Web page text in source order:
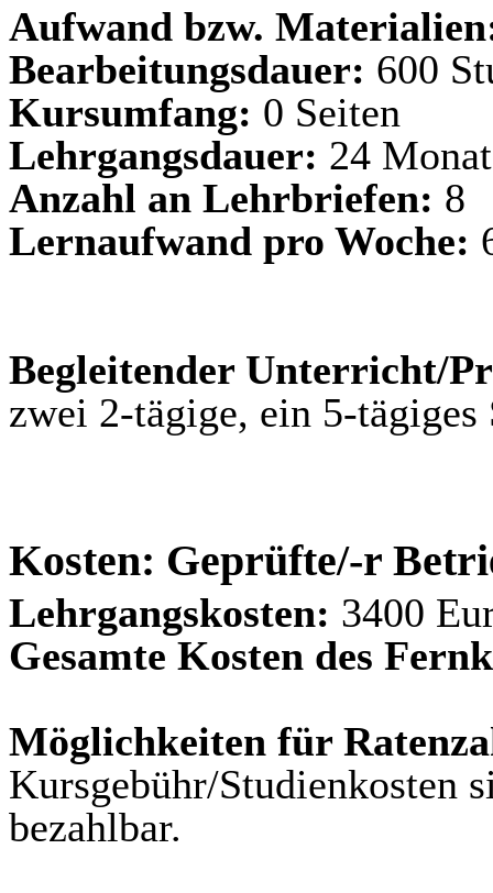
Aufwand bzw.
Bearbeitungsdauer: 600
Kursumfang: 0 Seiten
Lehrgangsdauer: 24
Anzahl an Lehrbriefen: 8
Lernaufwand pro Woche:
Begleitender Unterricht/
zwei 2-tägige, ein 5-tägiges
Kosten: Geprüfte/-r
Lehrgangskosten: 3400
Gesamte Kosten des
Möglichkeiten für
Kursgebühr/Studienkosten
bezahlbar.